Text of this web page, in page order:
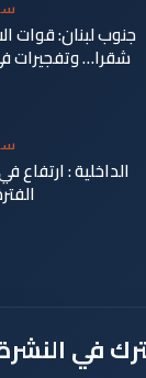
جنوب لبنان: قوات
شقرا… وتفجيرات
الداخلية :
في النشرة